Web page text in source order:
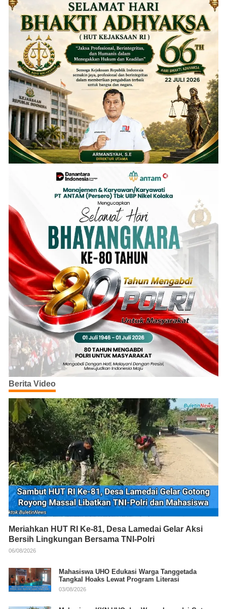
Berita Video
Meriahkan HUT RI Ke-81, Desa Lamedai Gelar Aksi
Bersih Lingkungan Bersama TNI-Polri
06/08/2026
Mahasiswa UHO Edukasi Warga Tanggetada
Tangkal Hoaks Lewat Program Literasi
03/08/2026